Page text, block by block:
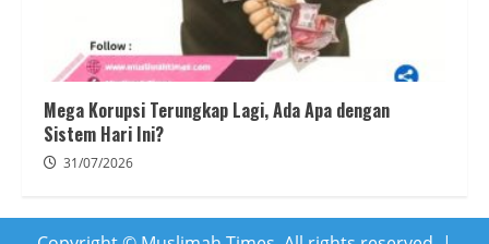
Mega Korupsi Terungkap Lagi, Ada Apa dengan
Sistem Hari Ini?
31/07/2026